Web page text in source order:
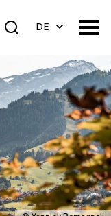
DE
FR